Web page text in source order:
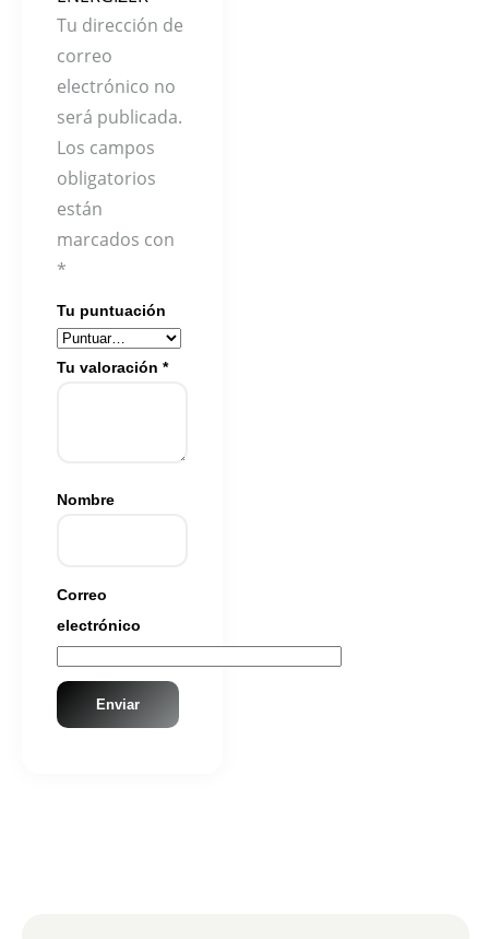
Tu dirección de
correo
electrónico no
será publicada.
Los campos
obligatorios
están
marcados con
*
Tu puntuación
Tu valoración *
Nombre
Correo
electrónico